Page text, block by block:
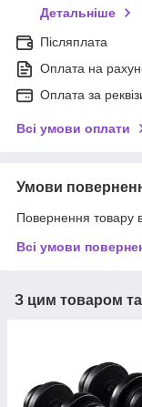
Детальніше
Післяплата
Оплата на
Оплата за
Всі умови оплати
Умови
Повернення товару
Всі умови
З цим товаром